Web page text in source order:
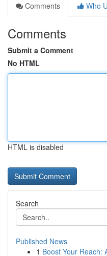
Comments
Who
Comments
Submit a Comment
No HTML
HTML is disabled
Search
Published News
1 Boost Your Reach: